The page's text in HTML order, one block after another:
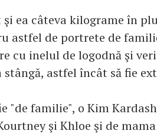
şi ea câteva kilograme în
astfel de portrete de
cu inelul de logodnă şi
astfel încât să fie
"de familie", o Kim
şi Khloe şi de mama